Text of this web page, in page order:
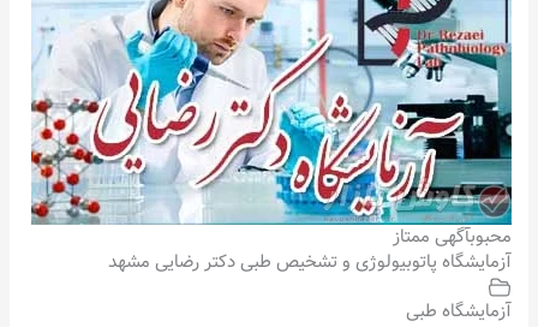
محبوبآگهی ممتاز
آزمایشگاه پاتوبیولوژی و تشخیص طبی دکتر رضایی مشهد
آزمایشگاه طبی